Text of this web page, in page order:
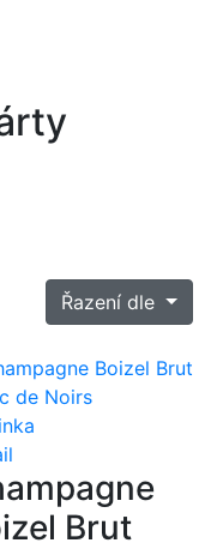
Řazení dle
Brut